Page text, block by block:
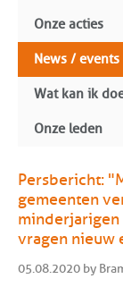
Onze acties
News / events
Wat kan ik
Onze leden
Persbericht:
gemeenten
minderjarigen
vragen nieuw
05.08.2020 by